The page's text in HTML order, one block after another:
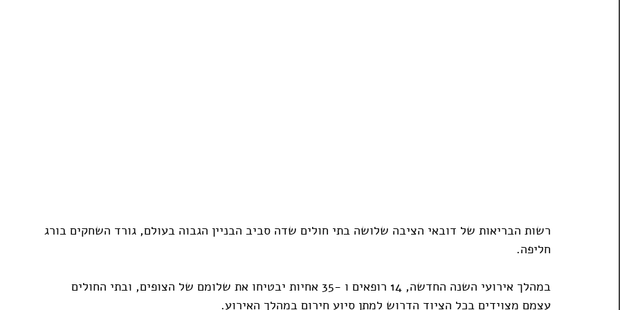
רשות הבריאות של דובאי הציבה שלושה בתי חולים שדה סביב הבניין הגבוה בעולם, גורד השחקים בורג
חליפה.
במהלך אירועי השנה החדשה, 14 רופאים ו -35 אחיות יבטיחו את שלומם של הצופים, ובתי החולים
עצמם מצוידים בכל הציוד הדרוש למתן סיוע חירום במהלך האירוע.